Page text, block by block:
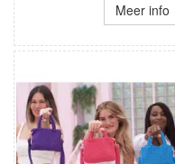
Meer info